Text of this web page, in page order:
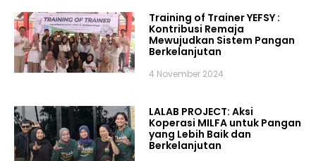
Training of Trainer YEFSY :
Kontribusi Remaja
Mewujudkan Sistem Pangan
Berkelanjutan
4 November 2024
LALAB PROJECT: Aksi
Koperasi MILFA untuk Pangan
yang Lebih Baik dan
Berkelanjutan